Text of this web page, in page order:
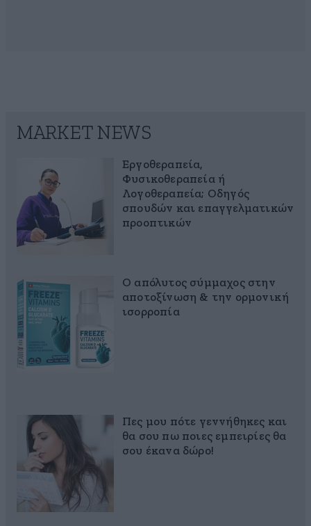
MARKET NEWS
Εργοθεραπεία,
Φυσικοθεραπεία ή
Λογοθεραπεία; Οδηγός
σπουδών και επαγγελματικών
προοπτικών
Ο απόλυτος σύμμαχος στην
αποτοξίνωση & την ορμονική
ισορροπία
Πες μου πότε γεννήθηκες και
θα σου πω ποιες εμπειρίες θα
σου έκανα δώρο!